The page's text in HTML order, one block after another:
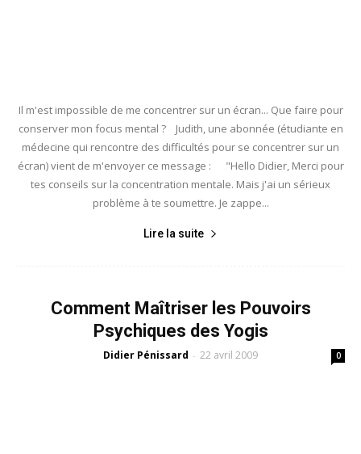
Il m'est impossible de me concentrer sur un écran... Que faire pour
conserver mon focus mental ? Judith, une abonnée (étudiante en
médecine qui rencontre des difficultés pour se concentrer sur un
écran) vient de m'envoyer ce message : "Hello Didier, Merci pour
tes conseils sur la concentration mentale. Mais j'ai un sérieux
problème à te soumettre. Je zappe...
Lire la suite
Comment Maîtriser les Pouvoirs
Psychiques des Yogis
Didier Pénissard - 22 avril 2009 0